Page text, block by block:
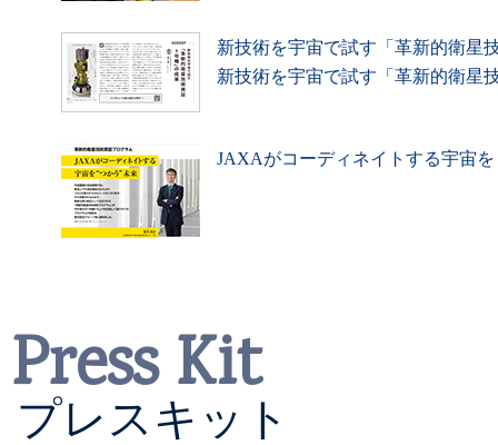
「人に聞く ～4号機に
来科学研究所（FSI-
た
2025/12/17
リリースを掲載しました
2025/12/14
新技術を宇宙で試す「革新的衛星
新技術を宇宙で試す「革新的衛星
JAXAがコーディネイトする宇宙を
Press Kit
プレスキット